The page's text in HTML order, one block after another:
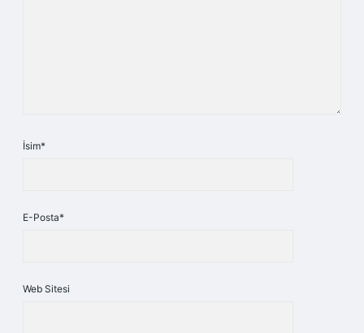
İsim*
E-Posta*
Web Sitesi